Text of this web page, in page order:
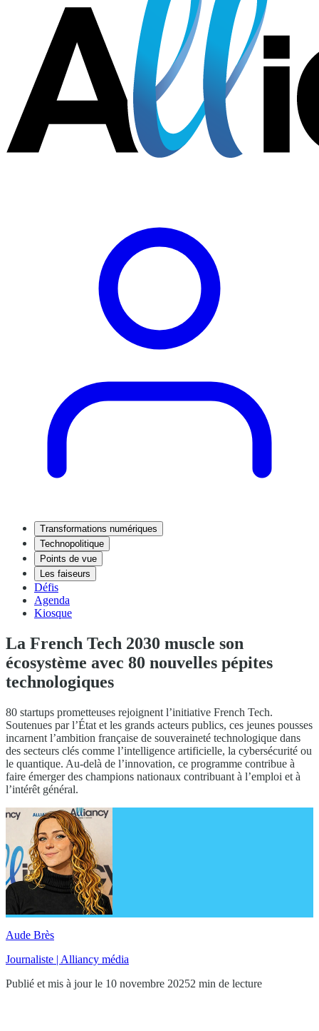
Transformations numériques
Technopolitique
Points de vue
Les faiseurs
Défis
Agenda
Kiosque
La French Tech 2030 muscle son
écosystème avec 80 nouvelles pépites
technologiques
80 startups prometteuses rejoignent l’initiative French Tech.
Soutenues par l’État et les grands acteurs publics, ces jeunes pousses
incarnent l’ambition française de souveraineté technologique dans
des secteurs clés comme l’intelligence artificielle, la cybersécurité ou
le quantique. Au-delà de l’innovation, ce programme contribue à
faire émerger des champions nationaux contribuant à l’emploi et à
l’intérêt général.
Aude Brès
Journaliste | Alliancy média
Publié et mis à jour le 10 novembre 20252 min de lecture